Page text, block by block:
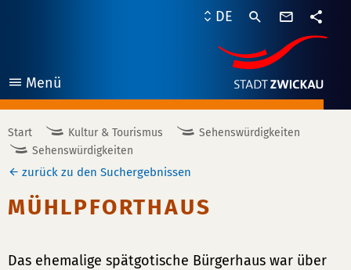
Menü
öffnen
DE
Start Kultur & Tourismus
Sehenswürdigkeiten
Sehenswürdigkeiten
zurück zu den Suchergebnissen
MÜHLPFORTHAUS
Das ehemalige spätgotische Bürgerhaus war über